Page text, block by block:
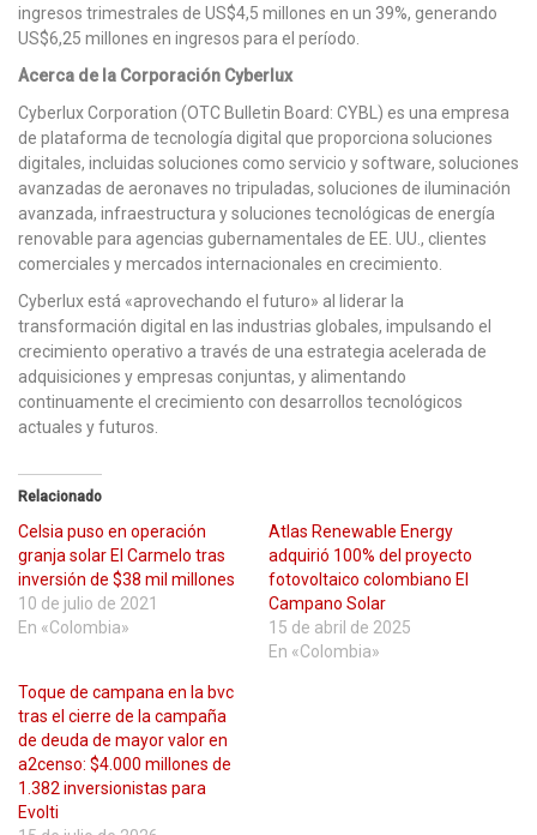
ingresos trimestrales de US$4,5 millones en un 39%, generando
US$6,25 millones en ingresos para el período.
Acerca de la Corporación Cyberlux
Cyberlux Corporation (OTC Bulletin Board: CYBL) es una empresa
de plataforma de tecnología digital que proporciona soluciones
digitales, incluidas soluciones como servicio y software, soluciones
avanzadas de aeronaves no tripuladas, soluciones de iluminación
avanzada, infraestructura y soluciones tecnológicas de energía
renovable para agencias gubernamentales de EE. UU., clientes
comerciales y mercados internacionales en crecimiento.
Cyberlux está «aprovechando el futuro» al liderar la
transformación digital en las industrias globales, impulsando el
crecimiento operativo a través de una estrategia acelerada de
adquisiciones y empresas conjuntas, y alimentando
continuamente el crecimiento con desarrollos tecnológicos
actuales y futuros.
Relacionado
Celsia puso en operación
granja solar El Carmelo tras
inversión de $38 mil millones
10 de julio de 2021
En «Colombia»
Atlas Renewable Energy
adquirió 100% del proyecto
fotovoltaico colombiano El
Campano Solar
15 de abril de 2025
En «Colombia»
Toque de campana en la bvc
tras el cierre de la campaña
de deuda de mayor valor en
a2censo: $4.000 millones de
1.382 inversionistas para
Evolti